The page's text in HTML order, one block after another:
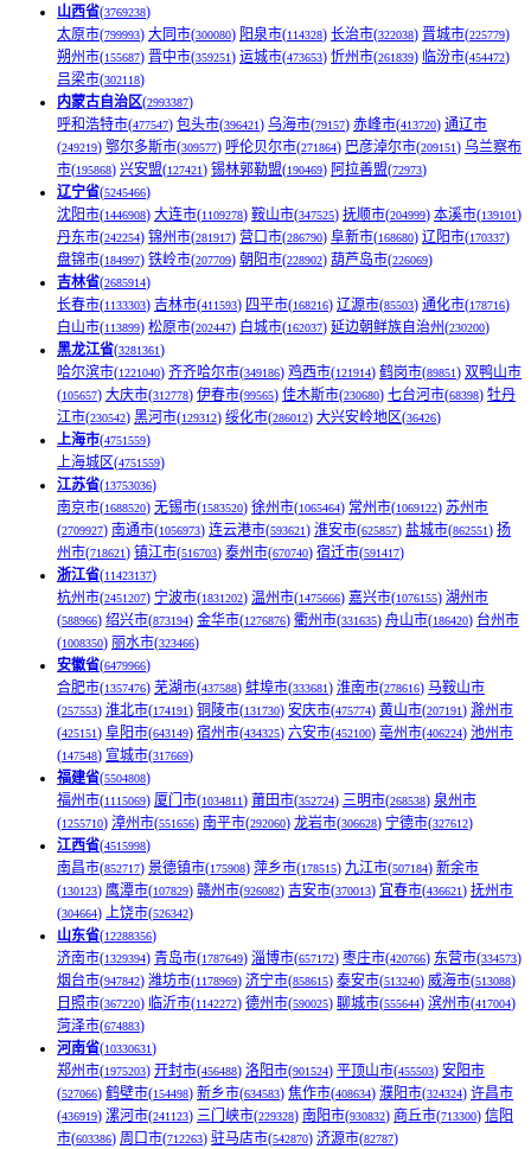
山西省(3769238)
太原市(799993) 大同市(300080) 阳泉市(114328) 长治市(322038) 晋城市(225779)
朔州市(155687) 晋中市(359251) 运城市(473653) 忻州市(261839) 临汾市(454472)
吕梁市(302118)
内蒙古自治区(2993387)
呼和浩特市(477547) 包头市(396421) 乌海市(79157) 赤峰市(413720) 通辽市
(249219) 鄂尔多斯市(309577) 呼伦贝尔市(271864) 巴彦淖尔市(209151) 乌兰察布
市(195868) 兴安盟(127421) 锡林郭勒盟(190469) 阿拉善盟(72973)
辽宁省(5245466)
沈阳市(1446908) 大连市(1109278) 鞍山市(347525) 抚顺市(204999) 本溪市(139101)
丹东市(242254) 锦州市(281917) 营口市(286790) 阜新市(168680) 辽阳市(170337)
盘锦市(184997) 铁岭市(207709) 朝阳市(228902) 葫芦岛市(226069)
吉林省(2685914)
长春市(1133303) 吉林市(411593) 四平市(168216) 辽源市(85503) 通化市(178716)
白山市(113899) 松原市(202447) 白城市(162037) 延边朝鲜族自治州(230200)
黑龙江省(3281361)
哈尔滨市(1221040) 齐齐哈尔市(349186) 鸡西市(121914) 鹤岗市(89851) 双鸭山市
(105657) 大庆市(312778) 伊春市(99565) 佳木斯市(230680) 七台河市(68398) 牡丹
江市(230542) 黑河市(129312) 绥化市(286012) 大兴安岭地区(36426)
上海市(4751559)
上海城区(4751559)
江苏省(13753036)
南京市(1688520) 无锡市(1583520) 徐州市(1065464) 常州市(1069122) 苏州市
(2709927) 南通市(1056973) 连云港市(593621) 淮安市(625857) 盐城市(862551) 扬
州市(718621) 镇江市(516703) 泰州市(670740) 宿迁市(591417)
浙江省(11423137)
杭州市(2451207) 宁波市(1831202) 温州市(1475666) 嘉兴市(1076155) 湖州市
(588966) 绍兴市(873194) 金华市(1276876) 衢州市(331635) 舟山市(186420) 台州市
(1008350) 丽水市(323466)
安徽省(6479966)
合肥市(1357476) 芜湖市(437588) 蚌埠市(333681) 淮南市(278616) 马鞍山市
(257553) 淮北市(174191) 铜陵市(131730) 安庆市(475774) 黄山市(207191) 滁州市
(425151) 阜阳市(643149) 宿州市(434325) 六安市(452100) 亳州市(406224) 池州市
(147548) 宣城市(317669)
福建省(5504808)
福州市(1115069) 厦门市(1034811) 莆田市(352724) 三明市(268538) 泉州市
(1255710) 漳州市(551656) 南平市(292060) 龙岩市(306628) 宁德市(327612)
江西省(4515998)
南昌市(852717) 景德镇市(175908) 萍乡市(178515) 九江市(507184) 新余市
(130123) 鹰潭市(107829) 赣州市(926082) 吉安市(370013) 宜春市(436621) 抚州市
(304664) 上饶市(526342)
山东省(12288356)
济南市(1329394) 青岛市(1787649) 淄博市(657172) 枣庄市(420766) 东营市(334573)
烟台市(947842) 潍坊市(1178969) 济宁市(858615) 泰安市(513240) 威海市(513088)
日照市(367220) 临沂市(1142272) 德州市(590025) 聊城市(555644) 滨州市(417004)
菏泽市(674883)
河南省(10330631)
郑州市(1975203) 开封市(456488) 洛阳市(901524) 平顶山市(455503) 安阳市
(527066) 鹤壁市(154498) 新乡市(634583) 焦作市(408634) 濮阳市(324324) 许昌市
(436919) 漯河市(241123) 三门峡市(229328) 南阳市(930832) 商丘市(713300) 信阳
市(603386) 周口市(712263) 驻马店市(542870) 济源市(82787)